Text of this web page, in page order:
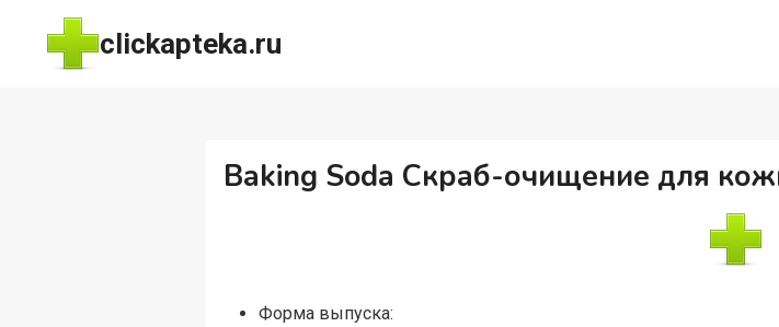
Перейти
содержимому
clickapteka.ru
Baking Soda Скраб-очищение для
Форма выпуска: